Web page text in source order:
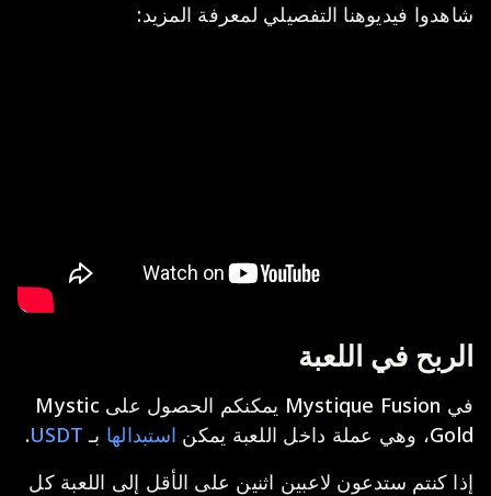
شاهدوا فيديوهنا التفصيلي لمعرفة المزيد:
الربح في اللعبة
في Mystique Fusion يمكنكم الحصول على Mystic
Gold، وهي عملة داخل اللعبة يمكن
استبدالها بـ USDT
.
إذا كنتم ستدعون لاعبين اثنين على الأقل إلى اللعبة كل